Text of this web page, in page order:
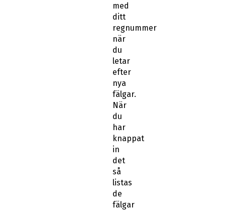
med
ditt
regnummer
när
du
letar
efter
nya
fälgar.
När
du
har
knappat
in
det
så
listas
de
fälgar